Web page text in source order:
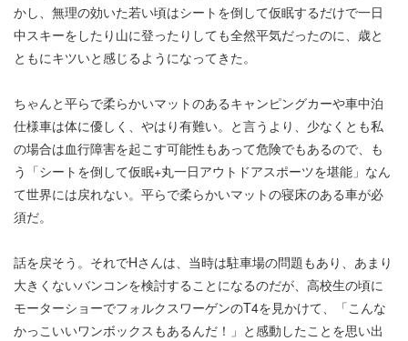
かし、無理の効いた若い頃はシートを倒して仮眠するだけで一日
中スキーをしたり山に登ったりしても全然平気だったのに、歳と
ともにキツいと感じるようになってきた。
ちゃんと平らで柔らかいマットのあるキャンピングカーや車中泊
仕様車は体に優しく、やはり有難い。と言うより、少なくとも私
の場合は血行障害を起こす可能性もあって危険でもあるので、も
う「シートを倒して仮眠+丸一日アウトドアスポーツを堪能」なん
て世界には戻れない。平らで柔らかいマットの寝床のある車が必
須だ。
話を戻そう。それでHさんは、当時は駐車場の問題もあり、あまり
大きくないバンコンを検討することになるのだが、高校生の頃に
モーターショーでフォルクスワーゲンのT4を見かけて、「こんな
かっこいいワンボックスもあるんだ！」と感動したことを思い出